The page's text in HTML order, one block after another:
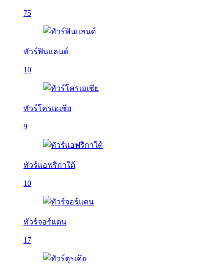
75
ทัวร์ฟินแลนด์
10
ทัวร์โครเอเชีย
9
ทัวร์แอฟริกาใต้
10
ทัวร์จอร์แดน
17